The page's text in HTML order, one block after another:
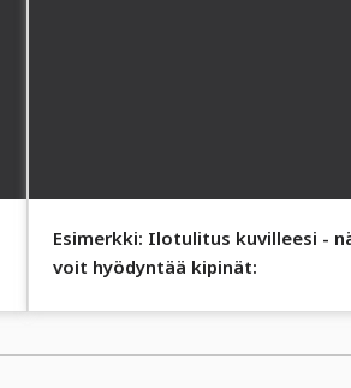
Esimerkki: Ilotulitus kuvilleesi -
voit hyödyntää kipinät: